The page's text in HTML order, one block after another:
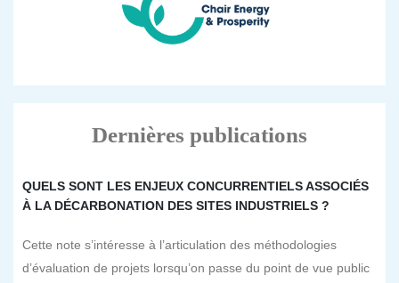
Dernières publications
QUELS SONT LES ENJEUX CONCURRENTIELS ASSOCIÉS
À LA DÉCARBONATION DES SITES INDUSTRIELS ?
Cette note s’intéresse à l’articulation des méthodologies
d’évaluation de projets lorsqu’on passe du point de vue public